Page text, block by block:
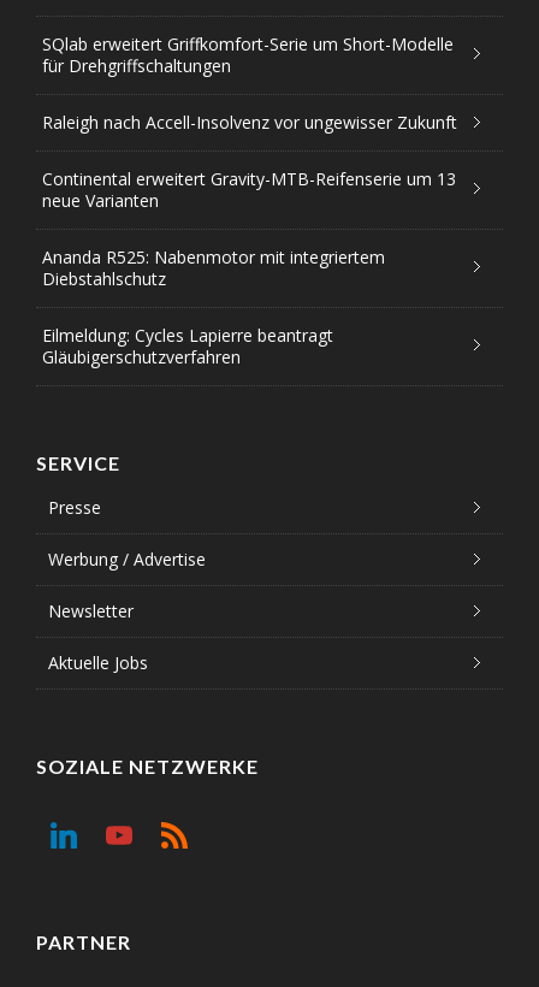
SQlab erweitert Griffkomfort-Serie um Short-Modelle
für Drehgriffschaltungen
Raleigh nach Accell-Insolvenz vor ungewisser Zukunft
Continental erweitert Gravity-MTB-Reifenserie um 13
neue Varianten
Ananda R525: Nabenmotor mit integriertem
Diebstahlschutz
Eilmeldung: Cycles Lapierre beantragt
Gläubigerschutzverfahren
SERVICE
Presse
Werbung / Advertise
Newsletter
Aktuelle Jobs
SOZIALE NETZWERKE
PARTNER